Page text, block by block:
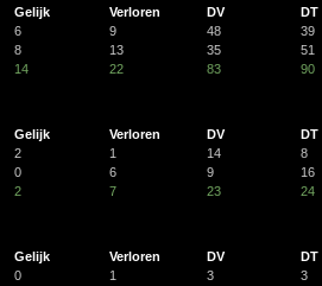
Gelijk Verloren DV
DT
6 9 48
39
8 13 35
51
14 22 83 90
Gelijk Verloren DV
DT
2 1 14
8
0 6 9
16
2 7 23 24
Gelijk Verloren DV
DT
0 1 3
3